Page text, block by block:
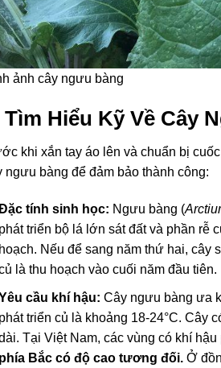
ảnh cây ngưu bàng
Tìm Hiểu Kỹ Về Cây
khi xắn tay áo lên và chuẩn bị
ngưu bàng để đảm bảo thành công:
tính sinh học: Ngưu bàng (
triển bộ lá lớn sát đất và phần rễ
Nếu để sang năm thứ hai, cây
là thu hoạch vào cuối năm đầu tiên.
cầu khí hậu: Cây ngưu bàng ưa
triển củ là khoảng 18-24°C. Cây
Tại Việt Nam, các vùng có khí
Bắc có độ cao tương đối. Ở